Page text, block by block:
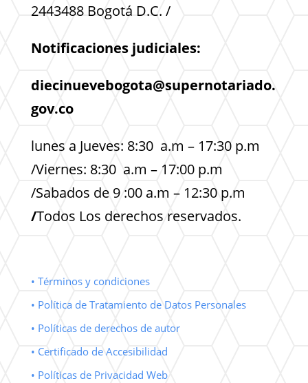
2443488 Bogotá D.C. /
Notificaciones judiciales:
diecinuevebogota@supernotariado.
gov.co
lunes a Jueves: 8:30 a.m – 17:30 p.m
/Viernes: 8:30 a.m – 17:00 p.m
/Sabados de 9 :00 a.m – 12:30 p.m
/Todos Los derechos reservados.
• Términos y condiciones
• Política de Tratamiento de Datos Personales
• Políticas de derechos de autor
• Certificado de Accesibilidad
• Políticas de Privacidad Web